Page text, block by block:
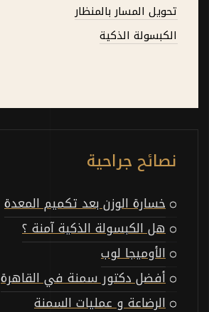
تحويل المسار بالمنظار
الكبسولة الذكية
نصائح جراحية
خسارة الوزن بعد تكميم المعدة
هل الكبسولة الذكية آمنة ؟
الأوميجا لوب
أفضل دكتور سمنة في القاهرة
الرضاعة و عمليات السمنة